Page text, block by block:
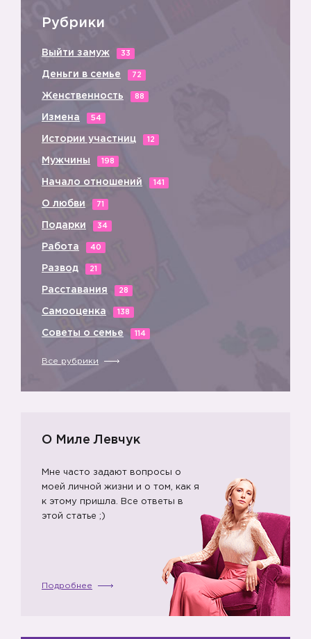
Рубрики
Выйти замуж 33
Деньги в семье 72
Женственность 88
Измена 54
Истории участниц 12
Мужчины 198
Начало отношений 141
О любви 71
Подарки 34
Работа 40
Развод 21
Расставания 28
Самооценка 138
Советы о семье 114
Все рубрики
О Миле Левчук
Мне часто задают вопросы о
моей личной жизни и о том, как я
к этому пришла. Все ответы в
этой статье ;)
Подробнее